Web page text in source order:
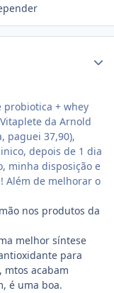
+ whey
da Arnold
paguei 37,90),
depois de 1 dia
minha disposição e
Além de melhorar o
nos produtos da
melhor síntese
para
mtos acabam
é uma boa.